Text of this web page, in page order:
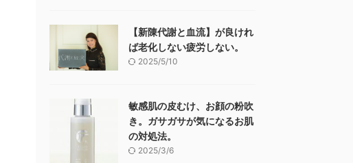
【新陳代謝と血流】が良けれ
ば老化しない疲労しない。
2025/5/10
敏感肌の皮むけ、お顔の粉吹
き。ガサガサが気になるお肌
の対処法。
2025/3/6